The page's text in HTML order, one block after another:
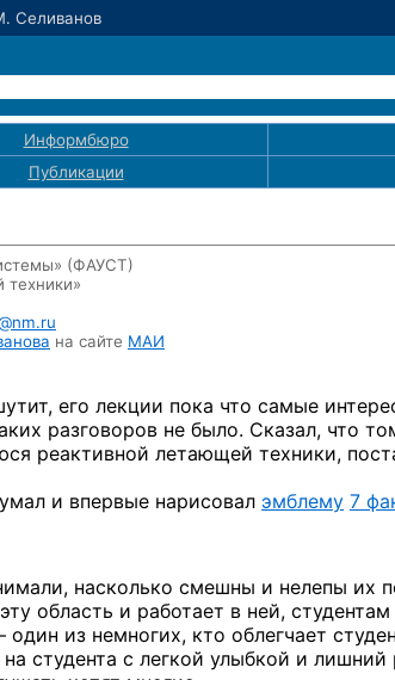
Селиванов
Информбюро
Публикации
(ФАУСТ)
техники»
на сайте МАИ
его лекции пока что самые
разговоров не было. Сказал, что
реактивной летающей техники,
и впервые нарисовал эмблему 7
насколько смешны и нелепы их
область и работает в ней,
из немногих, кто облегчает
студента с легкой улыбкой и лишний